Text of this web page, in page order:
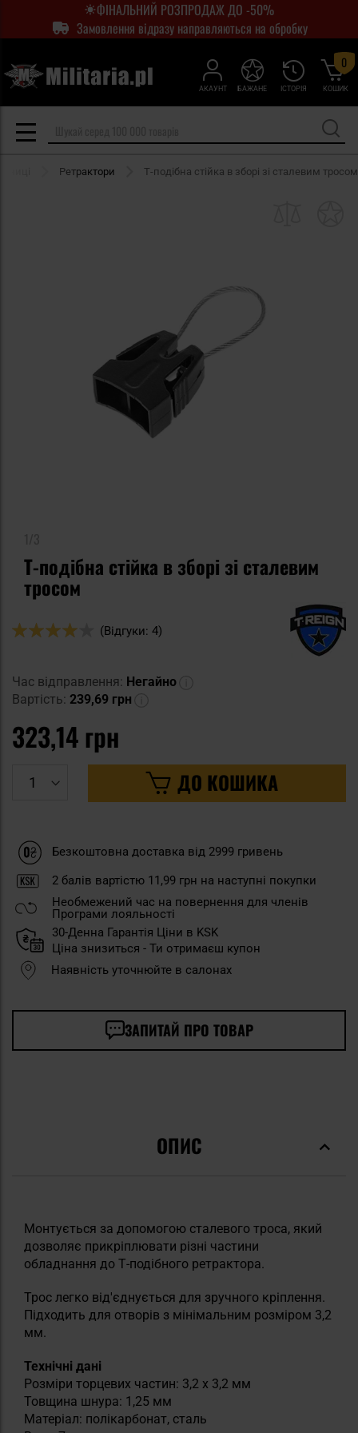
ФІНАЛЬНИЙ РОЗПРОДАЖ ДО -50%
Замовлення відразу направляються на обробку
АКАУНТ ІСТОРІЯ
БАЖАНЕ КОШИК
0
Ретрактори Т-подібна стійка в зборі зі сталевим тросом
Т-подібна стійка в зборі зі сталевим
тросом
Оцінка:
(Відгуки: 4)
Час відправлення: Негайно
Вартість: 239,69 грн
323,14 грн
ДО КОШИКА
Безкоштовна доставка від 2999 гривень
2 балів вартістю 11,99 грн на наступні покупки
Необмежений час на повернення для членів
Програми лояльності
30-Денна Гарантія Ціни в KSK
Ціна знизиться - Ти отримаєш купон
Наявність уточнюйте в салонах
ЗАПИТАЙ ПРО ТОВАР
ОПИС
Монтується за допомогою сталевого троса, який
дозволяє прикріплювати різні частини
обладнання до Т-подібного ретрактора.
Трос легко від'єднується для зручного кріплення.
Підходить для отворів з мінімальним розміром 3,2
мм.
Технічні дані
Розміри торцевих частин: 3,2 х 3,2 мм
Товщина шнура: 1,25 мм
Матеріал: полікарбонат, сталь